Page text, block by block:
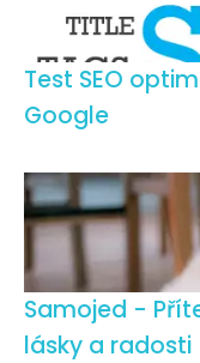
Test SEO
Google
Samojed -
lásky a radosti